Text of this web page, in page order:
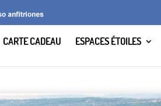
CARTE CADEAU ESPACES ÉTOILES